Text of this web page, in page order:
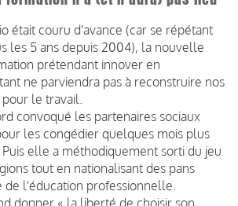
était couru d'avance (car se répétant
les 5 ans depuis 2004), la nouvelle
prétendant innover en
ne parviendra pas à reconstruire nos
le travail.
convoqué les partenaires sociaux
les congédier quelques mois plus
elle a méthodiquement sorti du jeu
tout en nationalisant des pans
de l'éducation professionnelle.
donner « la liberté de choisir son